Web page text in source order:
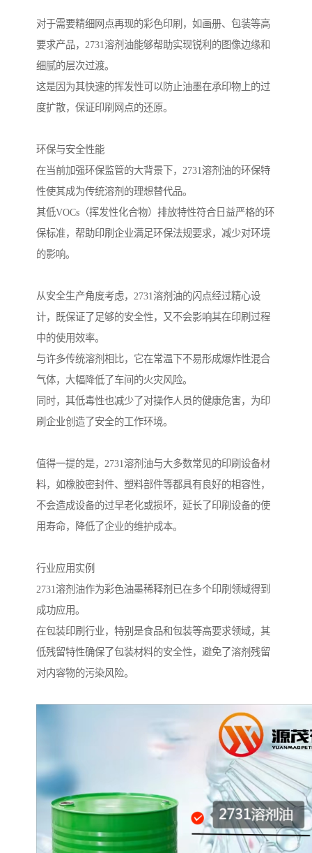
对于需要精细网点再现的彩色印刷，如画册、包装等高
要求产品，2731溶剂油能够帮助实现锐利的图像边缘和
细腻的层次过渡。
这是因为其快速的挥发性可以防止油墨在承印物上的过
度扩散，保证印刷网点的还原。
环保与安全性能
在当前加强环保监管的大背景下，2731溶剂油的环保特
性使其成为传统溶剂的理想替代品。
其低VOCs（挥发性化合物）排放特性符合日益严格的环
保标准，帮助印刷企业满足环保法规要求，减少对环境
的影响。
从安全生产角度考虑，2731溶剂油的闪点经过精心设
计，既保证了足够的安全性，又不会影响其在印刷过程
中的使用效率。
与许多传统溶剂相比，它在常温下不易形成爆炸性混合
气体，大幅降低了车间的火灾风险。
同时，其低毒性也减少了对操作人员的健康危害，为印
刷企业创造了安全的工作环境。
值得一提的是，2731溶剂油与大多数常见的印刷设备材
料，如橡胶密封件、塑料部件等都具有良好的相容性，
不会造成设备的过早老化或损坏，延长了印刷设备的使
用寿命，降低了企业的维护成本。
行业应用实例
2731溶剂油作为彩色油墨稀释剂已在多个印刷领域得到
成功应用。
在包装印刷行业，特别是食品和包装等高要求领域，其
低残留特性确保了包装材料的安全性，避免了溶剂残留
对内容物的污染风险。